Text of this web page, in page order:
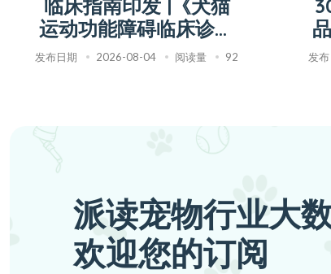
临床指南印发 |《犬猫
运动功能障碍临床诊断
路径指南（2026版）》
发布日期 2026-08-04 阅读量 92 发
派读宠物行业大
欢迎您的订阅